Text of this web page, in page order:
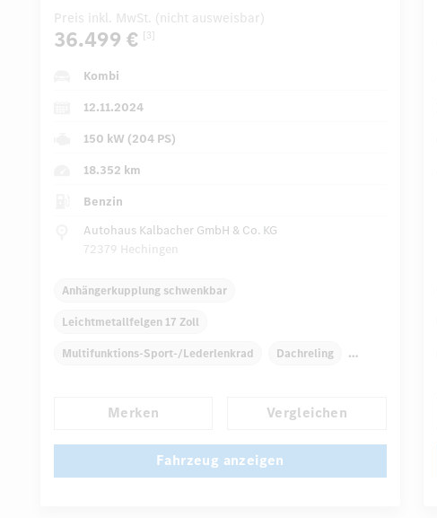
Preis inkl. MwSt. (nicht ausweisbar)
36.499 € [3]
Kombi
12.11.2024
150 kW (204 PS)
18.352 km
Benzin
Autohaus Kalbacher GmbH & Co. KG
72379 Hechingen
Anhängerkupplung schwenkbar
Leichtmetallfelgen 17 Zoll
Multifunktions-Sport-/Lederlenkrad Dachreling
Klimaautomatik Laderaumabdeckung
Navigationssystem Multi-Funktions-Display ...
Merken Vergleichen
Fahrzeug anzeigen